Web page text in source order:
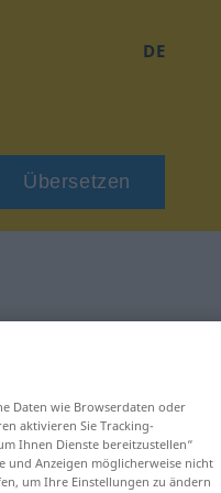
DE
Übersetzen
Daten wie Browserdaten oder
aktivieren Sie Tracking-
Ihnen Dienste bereitzustellen“
und Anzeigen möglicherweise nicht
um Ihre Einstellungen zu ändern